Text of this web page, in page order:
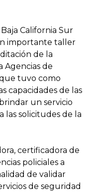
California Sur
importante taller
de la
Agencias de
que tuvo como
capacidades de las
un servicio
las solicitudes de la
certificadora de
policiales a
de validar
de seguridad